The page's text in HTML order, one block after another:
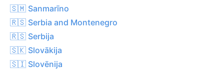
🇸🇲 Sanmarīno
🇷🇸 Serbia and Montenegro
🇷🇸 Serbija
🇸🇰 Slovākija
🇸🇮 Slovēnija